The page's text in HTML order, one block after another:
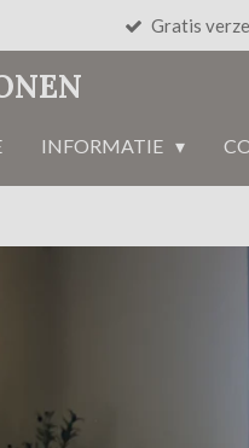
Gratis
INFORMATIE